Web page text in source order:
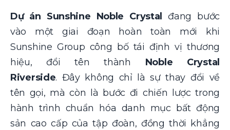
Dự án Sunshine Noble Crystal
đang bước
vào một giai đoạn hoàn toàn mới khi
Sunshine Group công bố tái định vị thương
hiệu, đổi tên thành Noble Crystal
Riverside. Đây không chỉ là sự thay đổi về
tên gọi, mà còn là bước đi chiến lược trong
hành trình chuẩn hóa danh mục bất động
sản cao cấp của tập đoàn, đồng thời khẳng